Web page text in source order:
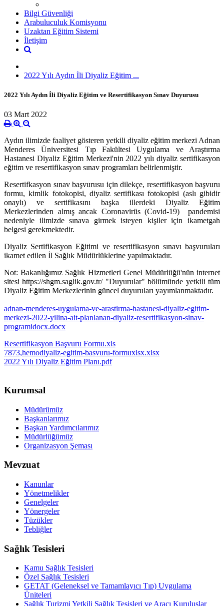
Bilgi Güvenliği
Arabuluculuk Komisyonu
Uzaktan Eğitim Sistemi
İletişim
2022 Yılı Aydın İli Diyaliz Eğitim ...
2022 Yılı Aydın İli Diyaliz Eğitim ve Resertifikasyon Sınav Duyurusu
03 Mart 2022
Aydın ilimizde faaliyet gösteren yetkili diyaliz eğitim merkezi Adnan
Menderes Üniversitesi Tıp Fakültesi Uygulama ve Araştırma
Hastanesi Diyaliz Eğitim Merkezi'nin 2022 yılı diyaliz sertifikasyon
eğitim ve resertifikasyon sınav programları belirlenmiştir.
Resertifkasyon sınav başvurusu için dilekçe, resertifikasyon başvuru
formu, kimlik fotokopisi, diyaliz sertifikası fotokopisi (aslı gibidir
onaylı) ve sertifikasını başka illerdeki Diyaliz Eğitim
Merkezlerinden almış ancak Coronavirüs (Covid-19) pandemisi
nedeniyle ilimizde sınava girmek isteyen kişiler için ikametgah
belgesi gerekmektedir.
Diyaliz Sertifikasyon Eğitimi ve resertifikasyon sınavı başvuruları
ikamet edilen İl Sağlık Müdürlüklerine yapılmaktadır.
Not: Bakanlığımız Sağlık Hizmetleri Genel Müdürlüğü'nün internet
sitesi https://shgm.saglik.gov.tr/ "Duyurular" bölümünde yetkili tüm
Diyaliz Eğitim Merkezlerinin güncel duyuruları yayımlanmaktadır.
adnan-menderes-uygulama-ve-arastirma-hastanesi-diyaliz-egitim-
merkezi-2022-yilina-ait-planlanan-diyaliz-resertifikasyon-sinav-
programidocx.docx
Resertifikasyon Başvuru Formu.xls
7873,hemodiyaliz-egitim-basvuru-formuxlsx.xlsx
2022 Yılı Diyaliz Eğitim Planı.pdf
Kurumsal
Müdürümüz
Başkanlarımız
Başkan Yardımcılarımız
Müdürlüğümüz
Organizasyon Şeması
Mevzuat
Kanunlar
Yönetmelikler
Genelgeler
Yönergeler
Tüzükler
Tebliğler
Sağlık Tesisleri
Kamu Sağlık Tesisleri
Özel Sağlık Tesisleri
GETAT (Geleneksel ve Tamamlayıcı Tıp) Uygulama
Üniteleri
Sağlık Turizmi Yetkili Sağlık Tesisleri ve Aracı Kuruluşlar